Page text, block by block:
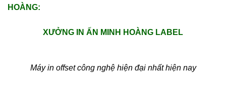
HOÀNG:
XƯỞNG IN ẤN MINH HOÀNG LABEL
Máy in offset công nghệ hiện đại nhất hiện nay